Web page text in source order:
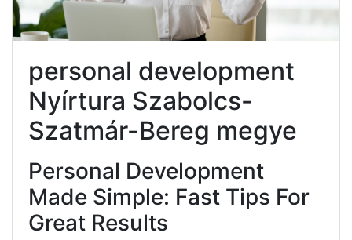
personal development
Nyírtura Szabolcs-
Szatmár-Bereg megye
Personal Development
Made Simple: Fast Tips For
Great Results